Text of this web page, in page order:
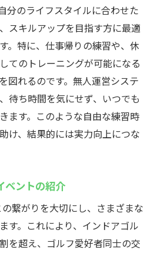
分のライフスタイルに合わせた
スキルアップを目指す方に最適
。特に、仕事帰りの練習や、休
てのトレーニングが可能になる
図れるのです。無人運営システ
待ち時間を気にせず、いつでも
ます。このような自由な練習時
け、結果的には実力向上につな
ベントの紹介
の繋がりを大切にし、さまざまな
す。これにより、インドアゴル
を超え、ゴルフ愛好者同士の交